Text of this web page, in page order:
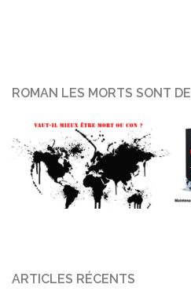
ROMAN LES MORTS SONT
ARTICLES RÉCENTS